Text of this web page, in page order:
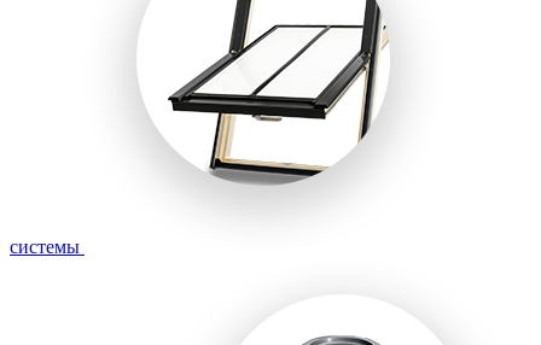
системы